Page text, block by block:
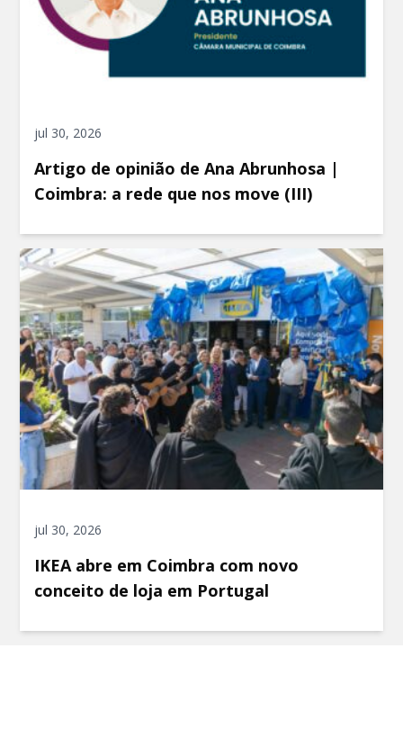
jul 30, 2026
Artigo de opinião de Ana Abrunhosa |
Coimbra: a rede que nos move (III)
jul 30, 2026
IKEA abre em Coimbra com novo
conceito de loja em Portugal